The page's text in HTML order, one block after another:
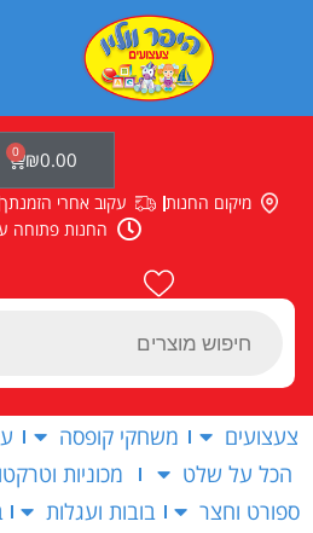
Products
₪0.00
0
עגלת
קניות
מיקום החנות עקוב אחרי הזמנתך
החנות פתוחה עד
צעצועים משחקי קופסה
הכל על שלט
מכוניות
ספורט וחצר
בובות ועגלות